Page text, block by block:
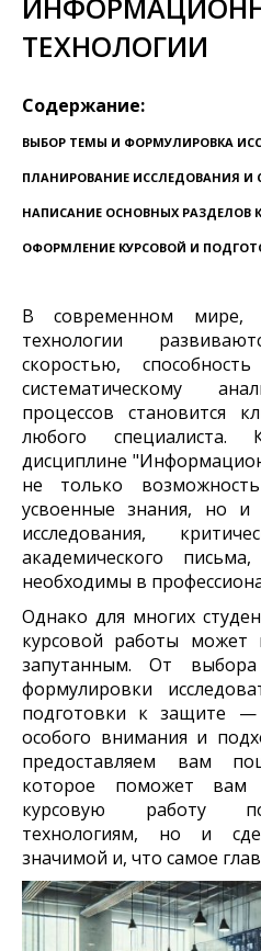
ТЕХНОЛОГИИ
Содержание:
ВЫБОР ТЕМЫ И ФОРМУЛИРОВКА
ПЛАНИРОВАНИЕ ИССЛЕДОВАНИЯ И
НАПИСАНИЕ ОСНОВНЫХ РАЗДЕЛОВ
ОФОРМЛЕНИЕ КУРСОВОЙ И
В современном мире,
технологии
скоростью,
систематическому
процессов становится
любого специалиста.
дисциплине
не только
усвоенные знания, но
исследования,
академического
необходимы в
Однако для многих
курсовой работы может
запутанным. От
формулировки
подготовки к защите —
особого внимания и
предоставляем вам
которое поможет вам
курсовую работу
технологиям, но и
значимой и, что самое